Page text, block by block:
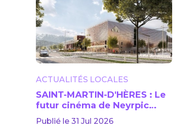
ACTUALITÉS LOCALES
SAINT-MARTIN-D'HÈRES : Le
futur cinéma de Neyrpic
dévoile sa façade
Publié le 31 Jul 2026